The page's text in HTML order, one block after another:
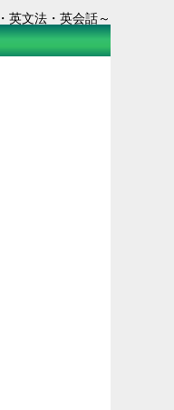
英文法・英会話～